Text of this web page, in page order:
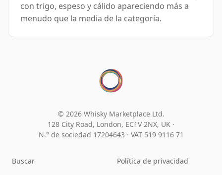
con trigo, espeso y cálido apareciendo más a
menudo que la media de la categoría.
© 2026 Whisky Marketplace Ltd.
128 City Road, London, EC1V 2NX, UK ·
N.° de sociedad 17204643 · VAT 519 9116 71
Buscar
Política de privacidad